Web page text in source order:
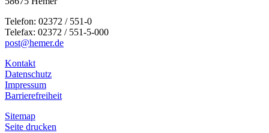
Telefon: 02372 / 551-0
Telefax: 02372 / 551-5-000
post@hemer.de
Kontakt
Datenschutz
Impressum
Barrierefreiheit
Sitemap
Seite drucken